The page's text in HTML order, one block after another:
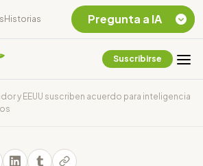
Historias
Suscribirse
y EEUU suscriben acuerdo para inteligencia
Pregunta a IA
Chevron Ecuador